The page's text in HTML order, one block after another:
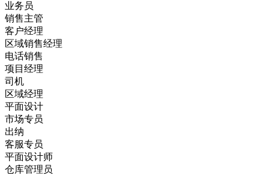
业务员
销售主管
客户经理
区域销售经理
电话销售
项目经理
司机
区域经理
平面设计
市场专员
出纳
客服专员
平面设计师
仓库管理员